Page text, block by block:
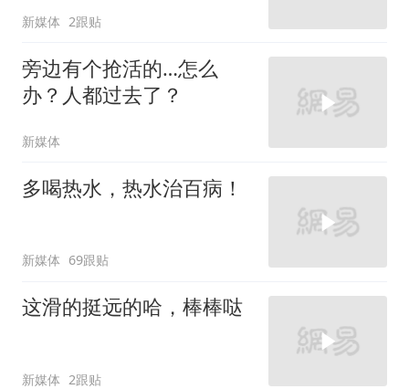
新媒体 2跟贴
旁边有个抢活的…怎么
办？人都过去了？
新媒体
多喝热水，热水治百病！
新媒体 69跟贴
这滑的挺远的哈，棒棒哒
新媒体 2跟贴